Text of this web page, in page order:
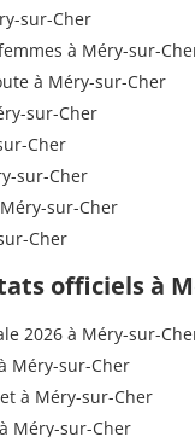
sur-Cher
à Méry-sur-
à Méry-sur-Cher
sur-Cher
Cher
sur-Cher
sur-Cher
Cher
officiels à
2026 à Méry-sur-
Méry-sur-Cher
à Méry-sur-Cher
Méry-sur-Cher